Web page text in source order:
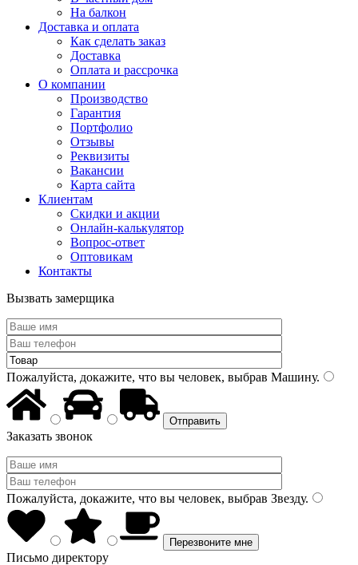
На балкон
Доставка и оплата
Как сделать заказ
Доставка
Оплата и рассрочка
О компании
Производство
Гарантия
Портфолио
Отзывы
Реквизиты
Вакансии
Карта сайта
Клиентам
Скидки и акции
Онлайн-калькулятор
Вопрос-ответ
Оптовикам
Контакты
Вызвать замерщика
Пожалуйста, докажите, что вы человек, выбрав Машину.
Заказать звонок
Пожалуйста, докажите, что вы человек, выбрав Звезду.
Письмо директору